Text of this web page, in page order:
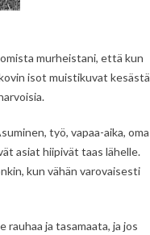
murheistani, että kun
isot muistikuvat kesästä
työ, vapaa-aika, oma
asiat hiipivät taas lähelle.
kun vähän varovaisesti
ja tasamaata, ja jos